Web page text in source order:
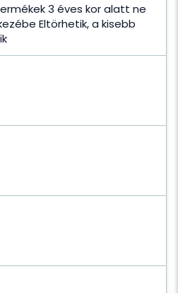
3 éves kor alatt ne
Eltörhetik, a kisebb